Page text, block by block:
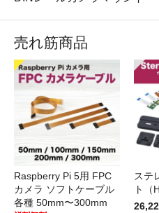
売れ筋商品
Raspberry Pi 5用 FPC
カメラ ソフトケーブル
各種 50mm〜300mm
ステ
ト（